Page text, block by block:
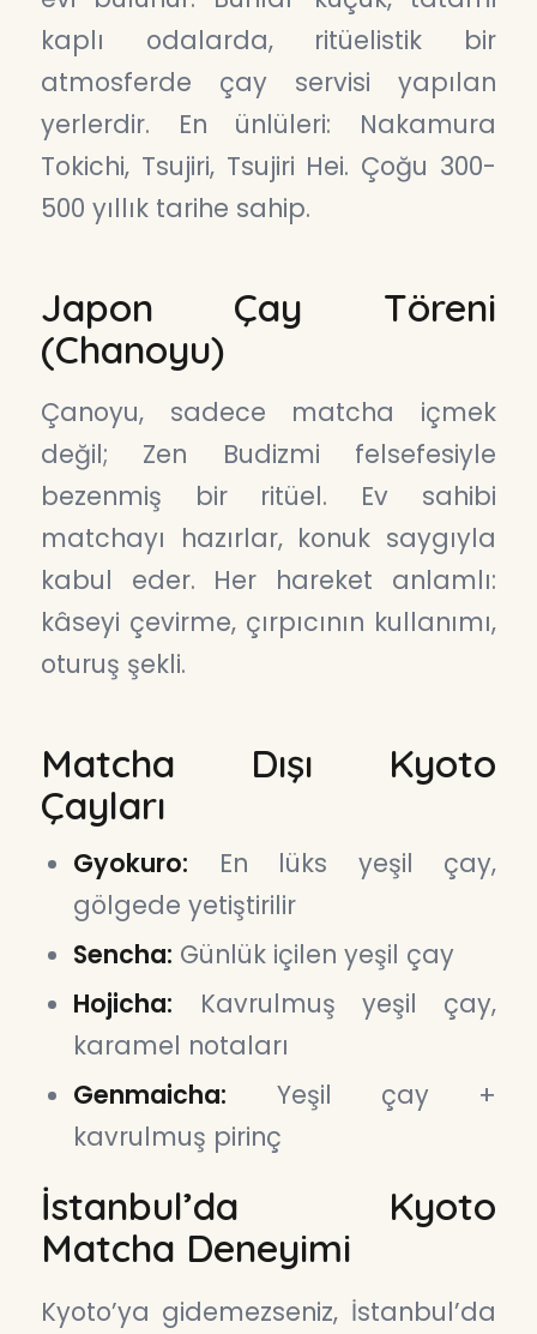
kaplı odalarda, ritüelistik bir
atmosferde çay servisi yapılan
yerlerdir. En ünlüleri: Nakamura
Tokichi, Tsujiri, Tsujiri Hei. Çoğu 300-
500 yıllık tarihe sahip.
Japon Çay Töreni
(Chanoyu)
Çanoyu, sadece matcha içmek
değil; Zen Budizmi felsefesiyle
bezenmiş bir ritüel. Ev sahibi
matchayı hazırlar, konuk saygıyla
kabul eder. Her hareket anlamlı:
kâseyi çevirme, çırpıcının kullanımı,
oturuş şekli.
Matcha Dışı Kyoto
Çayları
Gyokuro: En lüks yeşil çay,
gölgede yetiştirilir
Sencha: Günlük içilen yeşil çay
Hojicha: Kavrulmuş yeşil çay,
karamel notaları
Genmaicha: Yeşil çay +
kavrulmuş pirinç
İstanbul’da Kyoto
Matcha Deneyimi
Kyoto’ya gidemezseniz, İstanbul’da